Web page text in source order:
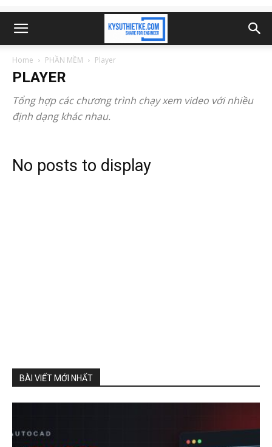
Home PHẦN MỀM Player
PLAYER
Tổng hợp các chương trình chạy xem video với nhiều
định dạng khác nhau.
No posts to display
BÀI VIẾT MỚI NHẤT